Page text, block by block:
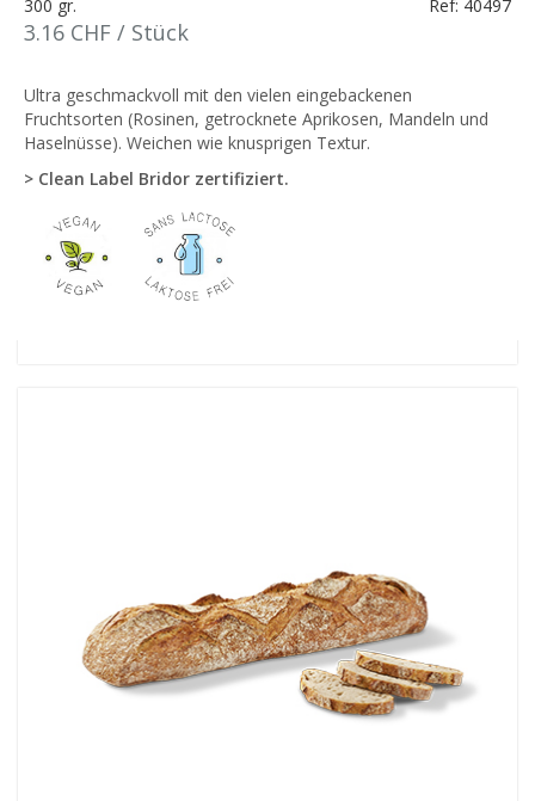
300 gr. Ref: 40497
3.16 CHF / Stück
Ultra geschmackvoll mit den vielen eingebackenen
Fruchtsorten (Rosinen, getrocknete Aprikosen, Mandeln und
Haselnüsse). Weichen wie knusprigen Textur.
> Clean Label Bridor zertifiziert.